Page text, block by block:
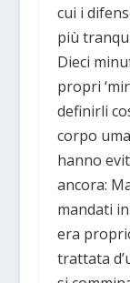
cui i
più
Dieci
propri
definirli
corpo
hanno
ancora:
mandati
era
trattata